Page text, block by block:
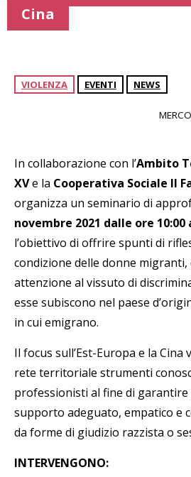
Cina
VIOLENZA EVENTI NEWS
In collaborazione con l’Ambito
XVe la Cooperativa Sociale Il
organizza un seminario di
novembre 2021 dalle ore 10:00
l’obiettivo di offrire spunti di
condizione delle donne migranti,
attenzione al vissuto di
esse subiscono nel paese
in cui emigrano.
Il focus sull’Est-Europa e la
rete territoriale strumenti
professionisti al fine di garantire
supporto adeguato, empatico e
da forme di giudizio razzista o
INTERVENGONO: